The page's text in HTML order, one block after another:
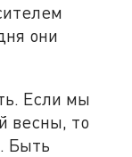
они
Если мы
весны, то
Быть